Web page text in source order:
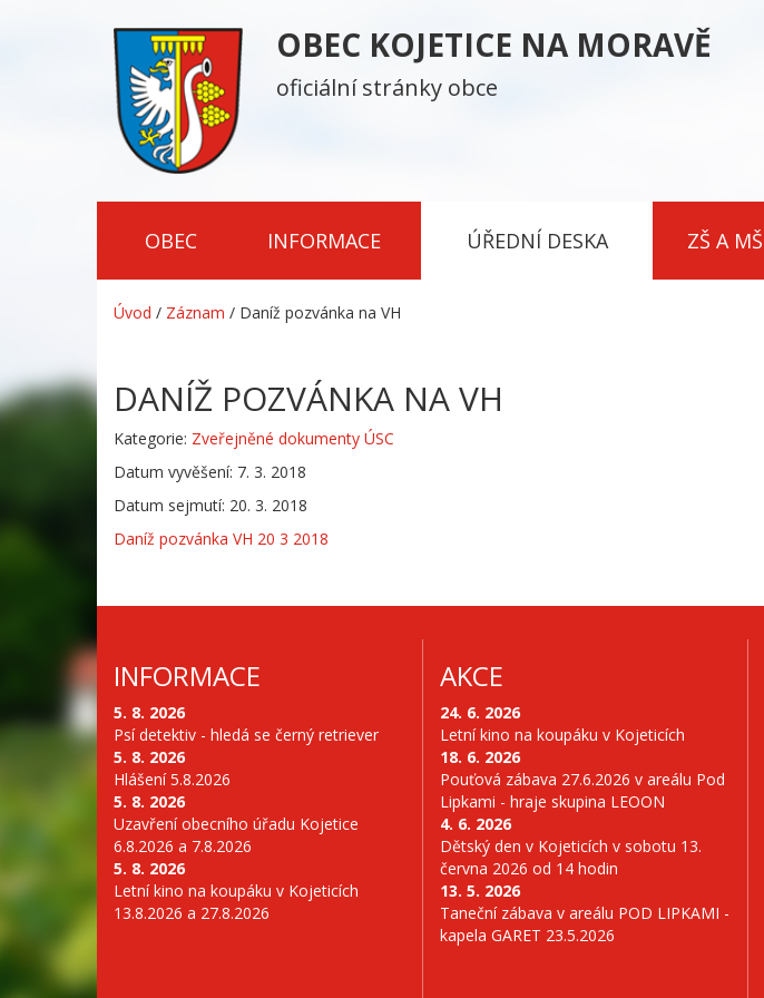
OBEC KOJETICE NA MORAVĚ
oficiální stránky obce
OBEC INFORMACE ÚŘEDNÍ DESKA ZŠ A MŠ
Úvod / Záznam / Daníž pozvánka na VH
DANÍŽ POZVÁNKA NA VH
Kategorie: Zveřejněné dokumenty ÚSC
Datum vyvěšení: 7. 3. 2018
Datum sejmutí: 20. 3. 2018
Daníž pozvánka VH 20 3 2018
INFORMACE
5. 8. 2026
Psí detektiv - hledá se černý retriever
5. 8. 2026
Hlášení 5.8.2026
5. 8. 2026
Uzavření obecního úřadu Kojetice
6.8.2026 a 7.8.2026
5. 8. 2026
Letní kino na koupáku v Kojeticích
13.8.2026 a 27.8.2026
AKCE
24. 6. 2026
Letní kino na koupáku v Kojeticích
18. 6. 2026
Pouťová zábava 27.6.2026 v areálu Pod
Lipkami - hraje skupina LEOON
4. 6. 2026
Dětský den v Kojeticích v sobotu 13.
června 2026 od 14 hodin
13. 5. 2026
Taneční zábava v areálu POD LIPKAMI -
kapela GARET 23.5.2026